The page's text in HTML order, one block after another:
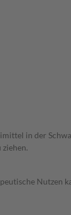
in der
Nutzen